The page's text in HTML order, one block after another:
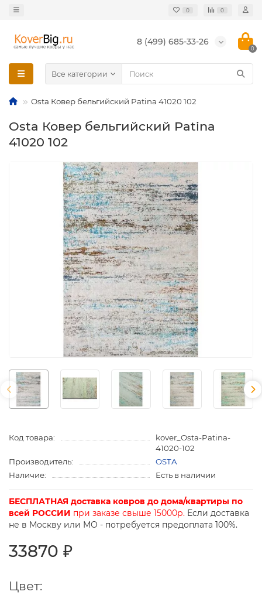
0 0
8 (499) 685-33-26
0
Все категории
Osta Ковер бельгийский Patina 41020 102
Osta Ковер бельгийский Patina
41020 102
Код товара:
kover_Osta-Patina-
41020-102
Производитель:
OSTA
Наличие:
Есть в наличии
БЕСПЛАТНАЯ доставка ковров до дома/квартиры по
всей РОССИИ при заказе свыше 15000р. Если доставка
не в Москву или МО - потребуется предоплата 100%.
33870 ₽
Цвет: